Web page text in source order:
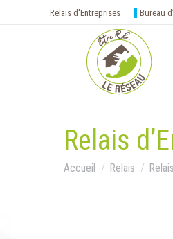
Relais d'Entreprises Bureau
Relais
Vous êtes ici :
Accueil Relais